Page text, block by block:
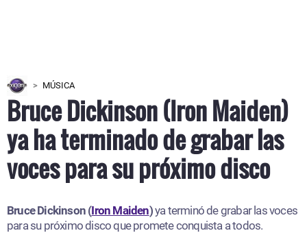
MÚSICA
Bruce Dickinson (Iron Maiden)
ya ha terminado de grabar las
voces para su próximo disco
Bruce Dickinson (Iron Maiden)ya terminó de grabar las voces
para su próximo disco que promete conquista a todos.